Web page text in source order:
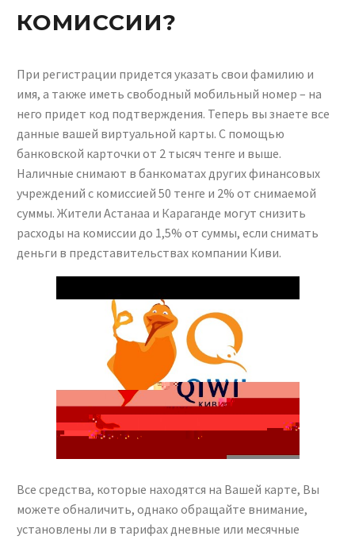
КОМИССИИ?
При регистрации придется указать свои фамилию и
имя, а также иметь свободный мобильный номер – на
него придет код подтверждения. Теперь вы знаете все
данные вашей виртуальной карты. С помощью
банковской карточки от 2 тысяч тенге и выше.
Наличные снимают в банкоматах других финансовых
учреждений с комиссией 50 тенге и 2% от снимаемой
суммы. Жители Астанаа и Караганде могут снизить
расходы на комиссии до 1,5% от суммы, если снимать
деньги в представительствах компании Киви.
Все средства, которые находятся на Вашей карте, Вы
можете обналичить, однако обращайте внимание,
установлены ли в тарифах дневные или месячные